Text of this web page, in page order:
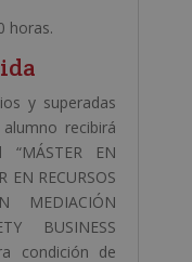
horas.
y superadas
recibirá
EN
EN RECURSOS
MEDIACIÓN
BUSINESS
condición de